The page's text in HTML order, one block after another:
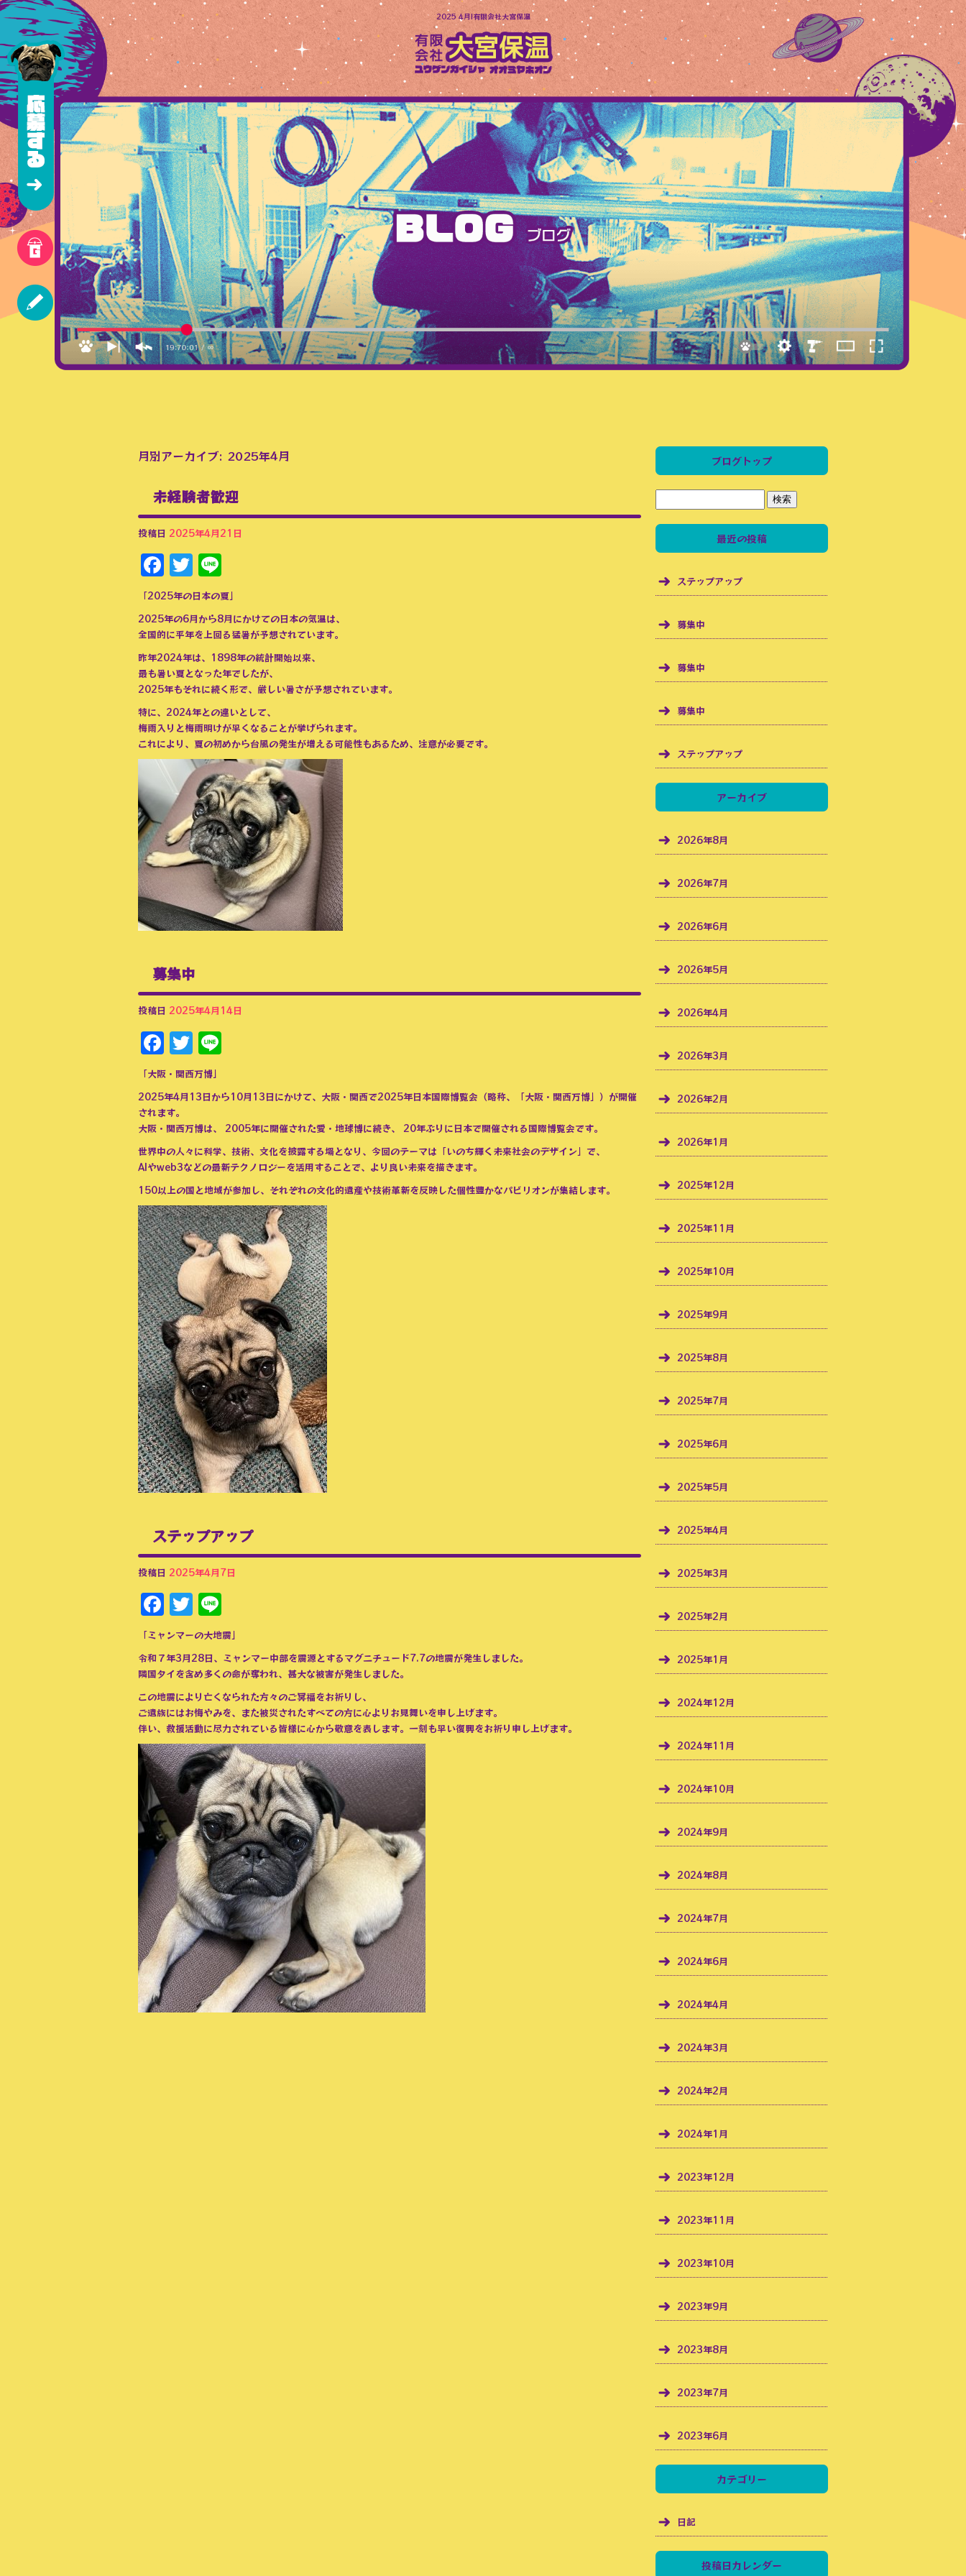
2025 4月|有限会社大宮保温
月別アーカイブ: 2025年4月
未経験者歓迎
投稿日 2025年4月21日
Facebook
Twitter
「2025年の日本の夏」
2025年の6月から8月にかけての日本の気温は、
全国的に平年を上回る猛暑が予想されています。
昨年2024年は、1898年の統計開始以来、
最も暑い夏となった年でしたが、
2025年もそれに続く形で、厳しい暑さが予想されています。
特に、2024年との違いとして、
梅雨入りと梅雨明けが早くなることが挙げられます。
これにより、夏の初めから台風の発生が増える可能性もあるため、注意が必要です。
募集中
投稿日 2025年4月14日
Facebook
Twitter
「大阪・関西万博」
2025年4月13日から10月13日にかけて、大阪・関西で2025年日本国際博覧会（略称、「大阪・関西万博」）が開催
されます。
大阪・関西万博は、 2005年に開催された愛・地球博に続き、 20年ぶりに日本で開催される国際博覧会です。
世界中の人々に科学、技術、文化を披露する場となり、今回のテーマは「いのち輝く未来社会のデザイン」で、
AIやweb3などの最新テクノロジーを活用することで、より良い未来を描きます。
150以上の国と地域が参加し、それぞれの文化的遺産や技術革新を反映した個性豊かなパビリオンが集結します。
ステップアップ
投稿日 2025年4月7日
Facebook
Twitter
「ミャンマーの大地震」
令和７年3月28日、ミャンマー中部を震源とするマグニチュード7.7の地震が発生しました。
隣国タイを含め多くの命が奪われ、甚大な被害が発生しました。
この地震により亡くなられた方々のご冥福をお祈りし、
ご遺族にはお悔やみを、また被災されたすべての方に心よりお見舞いを申し上げます。
伴い、救援活動に尽力されている皆様に心から敬意を表します。一刻も早い復興をお祈り申し上げます。
ブログトップ
最近の投稿
ステップアップ
募集中
募集中
募集中
ステップアップ
アーカイブ
2026年8月
2026年7月
2026年6月
2026年5月
2026年4月
2026年3月
2026年2月
2026年1月
2025年12月
2025年11月
2025年10月
2025年9月
2025年8月
2025年7月
2025年6月
2025年5月
2025年4月
2025年3月
2025年2月
2025年1月
2024年12月
2024年11月
2024年10月
2024年9月
2024年8月
2024年7月
2024年6月
2024年4月
2024年3月
2024年2月
2024年1月
2023年12月
2023年11月
2023年10月
2023年9月
2023年8月
2023年7月
2023年6月
カテゴリー
日記
投稿日カレンダー